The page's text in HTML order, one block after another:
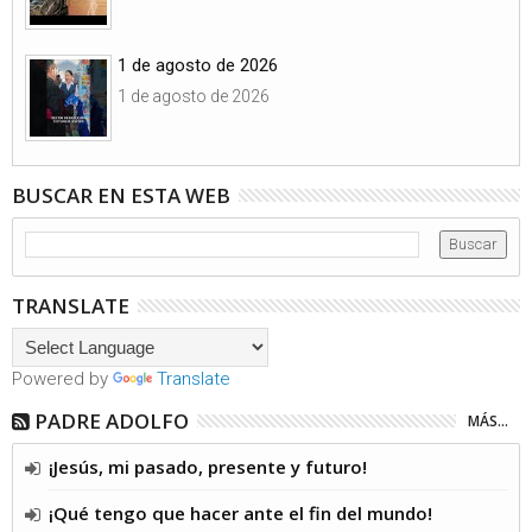
1 de agosto de 2026
1 de agosto de 2026
BUSCAR EN ESTA WEB
TRANSLATE
Powered by Translate
PADRE ADOLFO MÁS...
¡Jesús, mi pasado, presente y futuro!
¡Qué tengo que hacer ante el fin del mundo!